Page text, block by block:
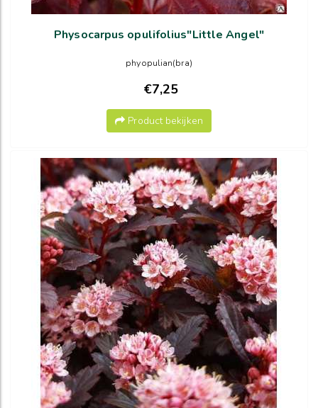
Physocarpus opulifolius"Little Angel"
phyopulian(bra)
€7,25
Product bekijken